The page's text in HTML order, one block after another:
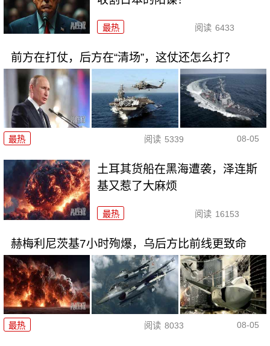
最热 阅读 6433
前方在打仗，后方在“清场”，这仗还怎么打？
最热 阅读 5339 08-05
土耳其货船在黑海遭袭，泽连斯
基又惹了大麻烦
最热 阅读 16153
赫梅利尼茨基7小时殉爆，乌后方比前线更致命
最热 阅读 8033 08-05